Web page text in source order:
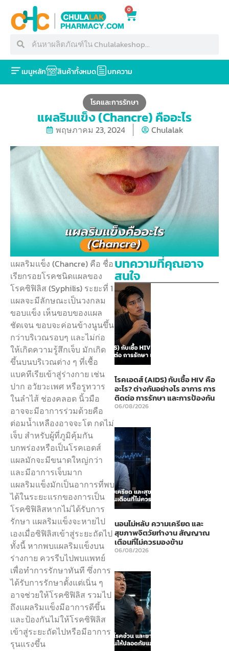
0
เมนูหลัก สินค้าทั้งหมด บทความ
โรคและการรักษา
แผลริมแข็ง (Chancre) คืออะไร
พฤษภาคม 23, 2024 Chulalak
แผลริมแข็ง (Chancre) คือ ชื่อ
เรียกรอยโรคชนิดแผลของ
โรคซิฟิลิส (Syphilis) ระยะที่ 1
แผลจะมีลักษณะเป็นวงกลม
ขอบแข็ง เห็นขอบของแผล
ชัดเจน ขอบจะค่อนข้างนูนขึ้น
กว่าบริเวณรอบๆ และไม่ก่อ
ให้เกิดความรู้สึกเจ็บ มักเกิด
ขึ้นบนบริเวณต่าง ๆ ที่เชื้อ
แบคทีเรียเข้าสู่ร่างกาย เช่น
ปาก อวัยวะเพศ หรือรูทวาร
ในลำไส้ ช่องคลอด นิ้วมือ
อาจจะมีอาการร่วมด้วยคือ
ต่อมน้ำเหลืองอาจจะโต กดไม่
เจ็บ สำหรับผู้ที่ภูมิคุ้มกัน
บกพร่องหรือเป็นโรคเอดส์
แผลมักจะมีขนาดใหญ่กว่า
และมีอาการเจ็บมาก
แผลริมแข็งมักเป็นอาการที่พบ
ได้ในระยะแรกของการเป็น
โรคซิฟิลิสหากไม่ได้รับการ
รักษา แผลริมแข็งจะหายไป
เองเมื่อซิฟิลิสเข้าสู่ระยะถัดไป
ทั้งนี้ หากพบแผลริมแข็งบน
ร่างกาย ควรรีบไปพบแพทย์
เพื่อทำการรักษาทันที ซึ่งการ
ได้รับการรักษาตั้งแต่เนิ่น ๆ
อาจช่วยให้โรคซิฟิลิส รวมไป
ถึงแผลริมแข็งมีอาการดีขึ้น
และป้องกันไม่ให้โรคซิฟิลิส
เข้าสู่ระยะถัดไปหรือมีอาการ
รุนแรงขึ้น
บทความที่คุณอาจ
สนใจ
โรคเอดส์ (AIDS) กับเชื้อ HIV คือ
อะไร? ต่างกันอย่างไร อาการ การ
ติดต่อ การรักษา และการป้องกัน
06/08/2026
นอนไม่หลับ ความเครียด และ
สุขภาพจิตวัยทำงาน สัญญาณ
เตือนที่ไม่ควรมองข้าม
06/08/2026